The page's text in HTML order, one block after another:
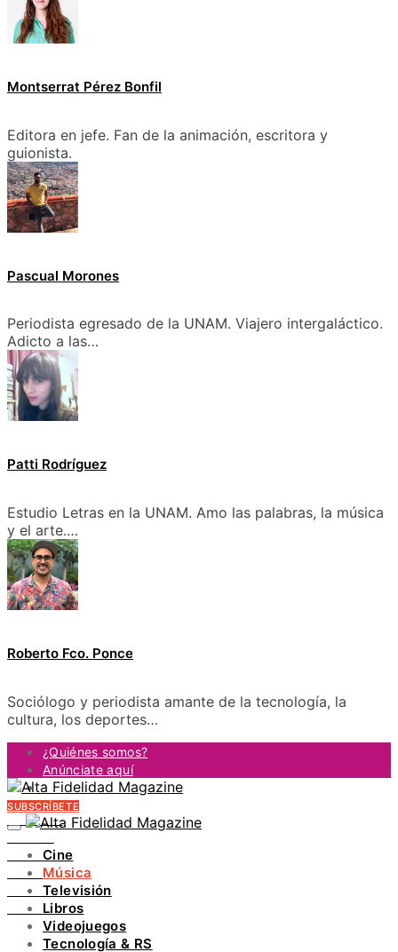
Montserrat Pérez Bonfil
Editora en jefe. Fan de la animación, escritora y
guionista.
Pascual Morones
Periodista egresado de la UNAM. Viajero intergaláctico.
Adicto a las…
Patti Rodríguez
Estudio Letras en la UNAM. Amo las palabras, la música
y el arte.…
Roberto Fco. Ponce
Sociólogo y periodista amante de la tecnología, la
cultura, los deportes…
¿Quiénes somos?
Anúnciate aquí
Contacto
FACEBOOK
INSTAGRAM
PINTEREST
YOUTUBE
LINKEDIN
SUBSCRÍBETE
Cine
Música
Televisión
Libros
Videojuegos
Tecnología & RS